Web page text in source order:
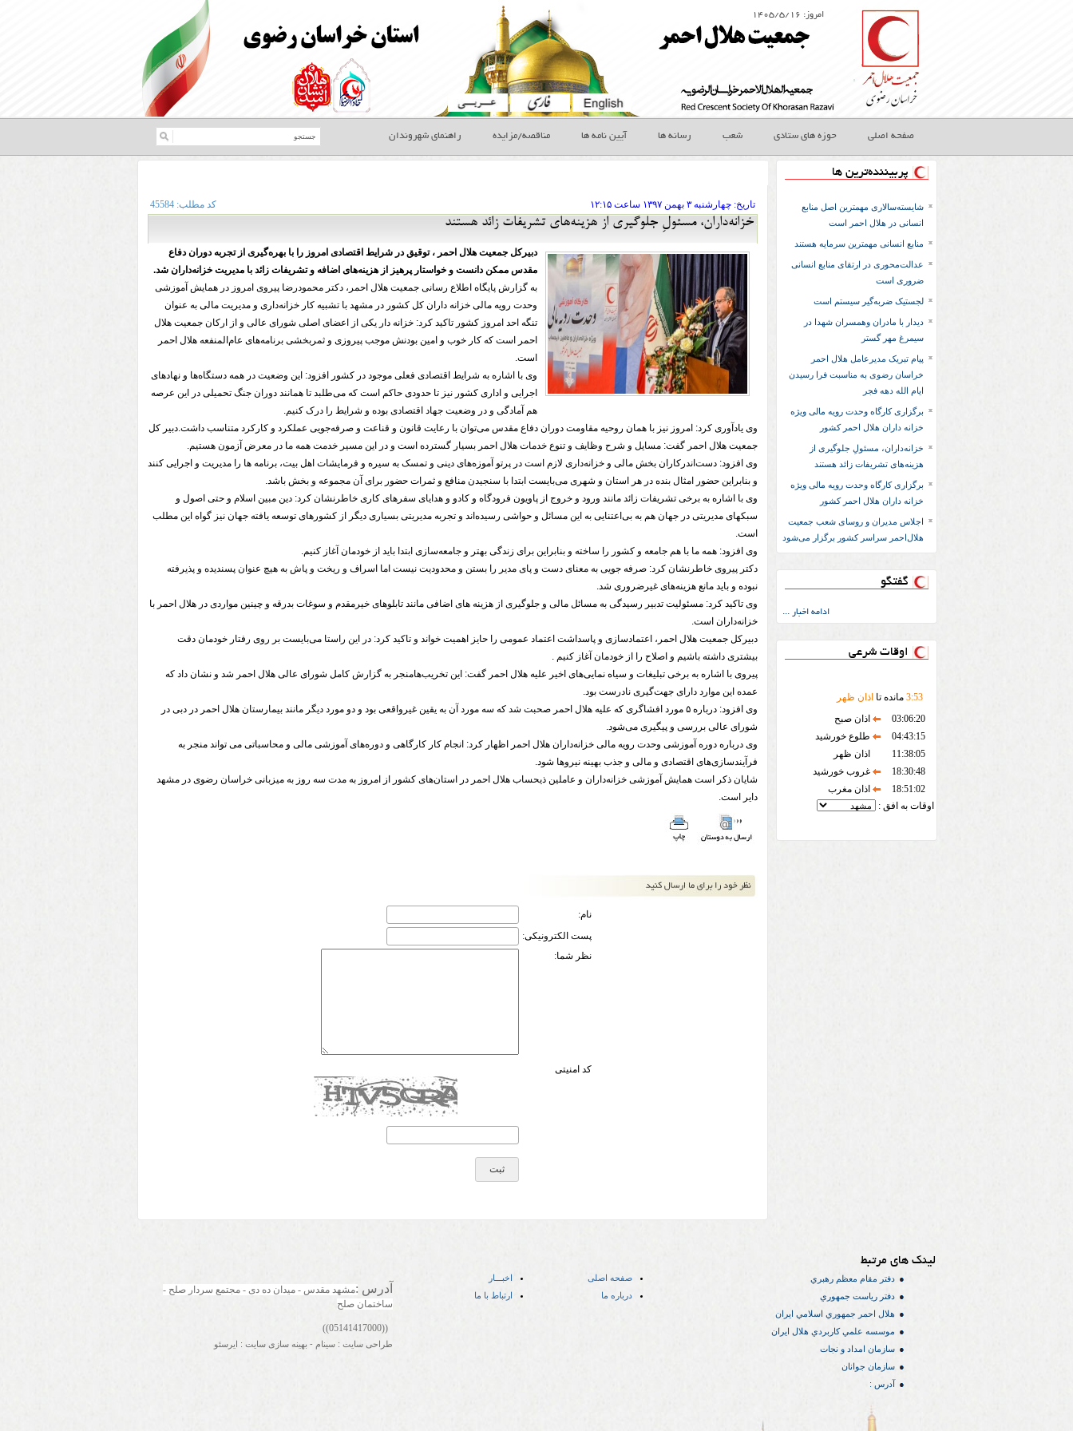
امروز: ۱۴۰۵/۵/۱۶
صفحه اصلی حوزه های ستادی شعب رسانه ها آیین نامه ها مناقصه/مزایده راهنمای شهروندان
پربیننده‌ترین ها
شایسته‌سالاری مهمترین اصل منابع
انسانی در هلال احمر است
منابع انسانی مهمترین سرمایه هستند
عدالت‌محوری در ارتقای منابع انسانی
ضروری است
لجستیک ضربه‌گیر سیستم است
دیدار با مادران وهمسران شهدا در
سیمرغ مهر گستر
پیام تبریک مدیرعامل هلال احمر
خراسان رضوی به مناسبت فرا رسیدن
ایام الله دهه فجر
برگزاری کارگاه وحدت رویه مالی ویژه
خزانه داران هلال احمر کشور
خزانه‌داران، مسئولِ جلوگیری از
هزینه‌های تشریفات زائد هستند
برگزاری کارگاه وحدت رویه مالی ویژه
خزانه داران هلال احمر کشور
اجلاس مدیران و روسای شعب جمعیت
هلال‌احمر سراسر کشور برگزار می‌شود
گفتگو
ادامه اخبار ...
اوقات شرعی
3:53 مانده تا اذان ظهر
03:06:20
اذان صبح
04:43:15
طلوع خورشید
11:38:05
اذان ظهر
18:30:48
غروب خورشید
18:51:02
اذان مغرب
اوقات به افق :
تاريخ: ۱۳۹۷ چهارشنبه ۳ بهمن ساعت ۱۲:۱۵ کد مطلب: 45584
خزانه‌داران، مسئولِ جلوگیری از هزینه‌های تشریفات زائد هستند
دبیرکل جمعیت هلال احمر ، توقیق در شرایط اقتصادی امروز را با بهره‌گیری از تجربه دوران دفاع
مقدس ممکن دانست و خواستار پرهیز از هزینه‌های اضافه و تشریفات زائد با مدیریت خزانه‌داران شد.
به گزارش پایگاه اطلاع رسانی جمعیت هلال احمر، دکتر محمودرضا پیروی امروز در همایش آموزشی
وحدت رویه مالی خزانه داران کل کشور در مشهد با تشبیه کار خزانه‌داری و مدیریت مالی به عنوان
تنگه احد امروز کشور تاکید کرد: خزانه دار یکی از اعضای اصلی شورای عالی و از ارکان جمعیت هلال
احمر است که کار خوب و امین بودنش موجب پیروزی و ثمربخشی برنامه‌های عام‌المنفعه هلال احمر
است‌.
وی با اشاره به شرایط اقتصادی فعلی موجود در کشور افزود: این وضعیت در همه دستگاه‌ها و نهادهای
اجرایی و اداری کشور نیز تا حدودی حاکم است که می‌طلبد تا همانند دوران جنگ تحمیلی در این عرصه
هم آمادگی و در وضعیت جهاد اقتصادی بوده و شرایط را درک کنیم.
وی یادآوری کرد: امروز نیز با همان روحیه مقاومت دوران دفاع مقدس می‌توان با رعایت قانون و قناعت و صرفه‌جویی عملکرد و کارکرد متناسب داشت.دبیر کل
جمعیت هلال احمر گفت: مسایل و شرح وظایف و تنوع خدمات هلال احمر بسیار گسترده است و در این مسیر خدمت همه ما در معرض آزمون هستیم.
وی افزود: دست‌اندرکاران بخش مالی و خزانه‌داری لازم است در پرتو آموزه‌های دینی و تمسک به سیره و فرمایشات اهل بیت، برنامه ها را مدیریت و اجرایی کنند
و بنابراین حضور امثال بنده در هر استان و شهری می‌بایست ابتدا با سنجیدن منافع و ثمرات حضور برای آن مجموعه و بخش باشد.
وی با اشاره به برخی تشریفات زائد مانند ورود و خروج از پاویون فرودگاه و کادو و هدایای سفرهای کاری خاطرنشان کرد: دین مبین اسلام و حتی اصول و
سبکهای مدیریتی در جهان هم به بی‌اعتنایی به این مسائل و حواشی رسیده‌اند و تجربه مدیریتی بسیاری دیگر از کشورهای توسعه یافته جهان نیز گواه این مطلب
است.
وی افزود: همه ما با هم جامعه و کشور را ساخته و بنابراین برای زندگی بهتر و جامعه‌سازی ابتدا باید از خودمان آغاز کنیم.
دکتر پیروی خاطرنشان کرد: صرفه جویی به معنای دست و پای مدیر را بستن و محدودیت نیست اما اسراف و ریخت و پاش به هیچ عنوان پسندیده و پذیرفته
نبوده و باید مانع هزینه‌های غیرضروری شد.
وی تاکید کرد: مسئولیت تدبیر رسیدگی به مسائل مالی و جلوگیری از هزینه های اضافی مانند تابلوهای خیرمقدم و سوغات بدرقه و چینین مواردی در هلال احمر با
خزانه‌داران است.
دبیرکل جمعیت هلال احمر، اعتمادسازی و پاسداشت اعتماد عمومی را حایز اهمیت خواند و تاکید کرد: در این راستا می‌بایست بر روی رفتار خودمان دقت
بیشتری داشته باشیم و اصلاح را از خودمان آغاز کنیم .
پیروی با اشاره به برخی تبلیغات و سیاه نمایی‌های اخیر علیه هلال احمر گفت: این تخریب‌هامنجر به گزارش کامل شورای عالی هلال احمر شد و نشان داد که
عمده این موارد دارای جهت‌گیری نادرست بود.
وی افزود: درباره ۵ مورد افشاگری که علیه هلال احمر صحبت شد که سه مورد آن به یقین غیرواقعی بود و دو مورد دیگر مانند بیمارستان هلال احمر در دبی در
شورای عالی بررسی و پیگیری می‌شود.
وی درباره دوره آموزشی وحدت رویه مالی خزانه‌داران هلال احمر اظهار کرد: انجام کار کارگاهی و دوره‌های آموزشی مالی و محاسباتی می تواند منجر به
فرآیندسازی‌های اقتصادی و مالی و جذب بهینه نیروها شود.
شایان ذکر است همایش آموزشی خزانه‌داران و عاملین ذیحساب هلال احمر در استان‌های کشور از امروز به مدت سه روز به میزبانی خراسان رضوی در مشهد
دایر است.
نام:
پست الکترونیکی:
نظر شما:
کد امنیتی
لینک های مرتبط
دفتر مقام معظم رهبري
دفتر رياست جمهوري
هلال احمر جمهوري اسلامي ايران
موسسه علمي كاربردي هلال ایران
سازمان امداد و نجات
سازمان جوانان
آدرس :
صفحه اصلی
اخبـــار
درباره ما
ارتباط با ما آدرس :
ساختمان صلح
((05141417000))
طراحی سایت : سینام - بهینه سازی سایت : ایرسئو